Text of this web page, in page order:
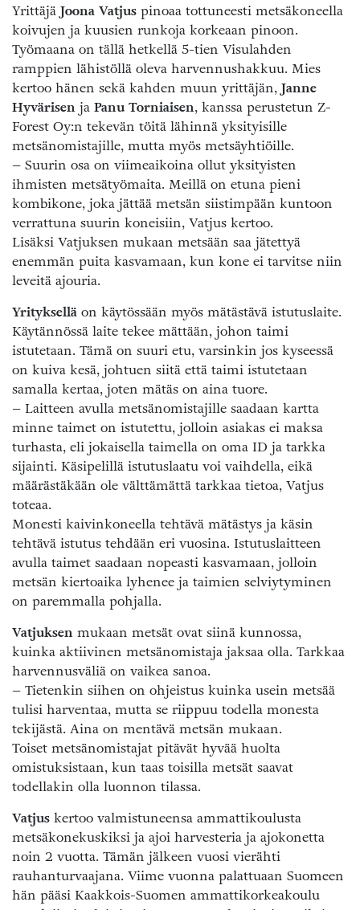
Yrittäjä Joona Vatjus pinoaa tottuneesti metsäkoneella
koivujen ja kuusien runkoja korkeaan pinoon.
Työmaana on tällä hetkellä 5-tien Visulahden
ramppien lähistöllä oleva harvennushakkuu. Mies
kertoo hänen sekä kahden muun yrittäjän, Janne
Hyvärisen ja Panu Torniaisen, kanssa perustetun Z-
Forest Oy:n tekevän töitä lähinnä yksityisille
metsänomistajille, mutta myös metsäyhtiöille.
– Suurin osa on viimeaikoina ollut yksityisten
ihmisten metsätyömaita. Meillä on etuna pieni
kombikone, joka jättää metsän siistimpään kuntoon
verrattuna suurin koneisiin, Vatjus kertoo.
Lisäksi Vatjuksen mukaan metsään saa jätettyä
enemmän puita kasvamaan, kun kone ei tarvitse niin
leveitä ajouria.
Yrityksellä on käytössään myös mätästävä istutuslaite.
Käytännössä laite tekee mättään, johon taimi
istutetaan. Tämä on suuri etu, varsinkin jos kyseessä
on kuiva kesä, johtuen siitä että taimi istutetaan
samalla kertaa, joten mätäs on aina tuore.
– Laitteen avulla metsänomistajille saadaan kartta
minne taimet on istutettu, jolloin asiakas ei maksa
turhasta, eli jokaisella taimella on oma ID ja tarkka
sijainti. Käsipelillä istutuslaatu voi vaihdella, eikä
määrästäkään ole välttämättä tarkkaa tietoa, Vatjus
toteaa.
Monesti kaivinkoneella tehtävä mätästys ja käsin
tehtävä istutus tehdään eri vuosina. Istutuslaitteen
avulla taimet saadaan nopeasti kasvamaan, jolloin
metsän kiertoaika lyhenee ja taimien selviytyminen
on paremmalla pohjalla.
Vatjuksen mukaan metsät ovat siinä kunnossa,
kuinka aktiivinen metsänomistaja jaksaa olla. Tarkkaa
harvennusväliä on vaikea sanoa.
– Tietenkin siihen on ohjeistus kuinka usein metsää
tulisi harventaa, mutta se riippuu todella monesta
tekijästä. Aina on mentävä metsän mukaan.
Toiset metsänomistajat pitävät hyvää huolta
omistuksistaan, kun taas toisilla metsät saavat
todellakin olla luonnon tilassa.
Vatjus kertoo valmistuneensa ammattikoulusta
metsäkonekuskiksi ja ajoi harvesteria ja ajokonetta
noin 2 vuotta. Tämän jälkeen vuosi vierähti
rauhanturvaajana. Viime vuonna palattuaan Suomeen
hän pääsi Kaakkois-Suomen ammattikorkeakoulu